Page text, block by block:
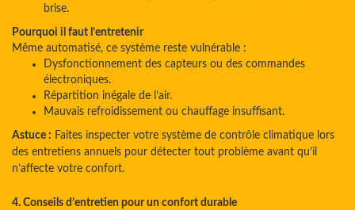
brise.
Pourquoi il faut l’entretenir
Même automatisé, ce système reste vulnérable :
Dysfonctionnement des capteurs ou des commandes
électroniques.
Répartition inégale de l’air.
Mauvais refroidissement ou chauffage insuffisant.
Astuce : Faites inspecter votre système de contrôle climatique lors
des entretiens annuels pour détecter tout problème avant qu’il
n’affecte votre confort.
4. Conseils d’entretien pour un confort durable